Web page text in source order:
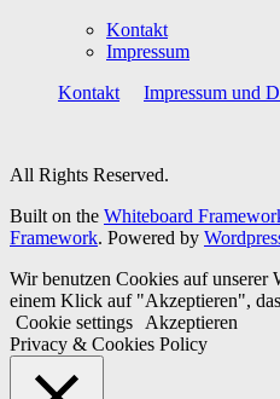
Kontakt
Impressum
Kontakt
Impressum und
All Rights Reserved.
Built on the Whiteboard
Framework. Powered by
Wir benutzen Cookies auf unserer
einem Klick auf "Akzeptieren",
Cookie settings
Akzeptieren
Privacy & Cookies Policy